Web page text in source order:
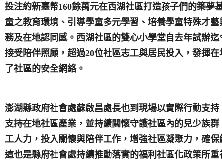
投注約新臺幣160餘萬元在西湖社區打造孩子們的築夢
童之教育環境、引導學童多元學習、培養學童特殊才
務及在地認同感。西湖社區的雙心小學堂自去年試辦
接受陪伴照顧，超過20位社區志工與居民投入，發揮
了社區的安全網絡。
澎湖縣政府社會處蘇啟昌處長也到現場以實際行動支
支持在地社區產業，並持續關懷守護社區內的兒少族
工人力，投入關懷與陪伴工作，增強社區凝聚力，確
這也是縣府社會處持續推動落實的福利社區化政策所重